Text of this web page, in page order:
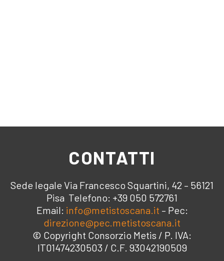
CONTATTI
Sede legale Via Francesco Squartini, 42 – 56121
Pisa Telefono: +39 050 572761
Email: info@metistoscana.it – Pec:
direzione@pec.metistoscana.it
© Copyright Consorzio Metis / P. IVA:
IT01474230503 / C.F. 93042190509